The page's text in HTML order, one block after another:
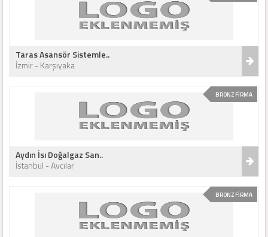
Taras Asansör Sistemle..
İzmir - Karşıyaka
BRONZ FİRMA
Aydın İsı Doğalgaz San..
İstanbul - Avcılar
BRONZ FİRMA